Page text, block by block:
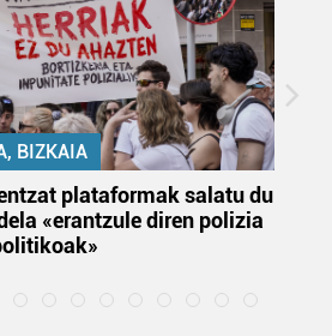
BIZKAIA
plataformak salatu du
«erantzule diren polizia